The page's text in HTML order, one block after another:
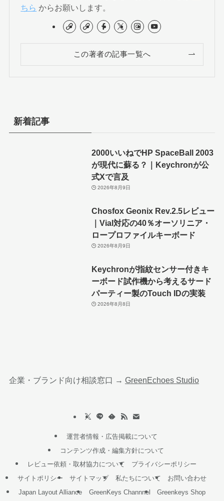
ちら からお願いします。
この著者の記事一覧へ
新着記事
2000いいねでHP SpaceBall 2003
が現代に蘇る？｜Keychronが公
式Xで言及
2026年8月9日
Chosfox Geonix Rev.2.5レビュー
｜Vial対応の40％オーソリニア・
ロープロファイルキーボード
2026年8月9日
Keychronが指紋センサー付きキ
ーボード試作機から考えるサード
パーティー製のTouch IDの実装
2026年8月8日
企業・ブランド向け相談窓口 → GreenEchoes Studio
運営者情報・広告掲載について
コンテンツ作成・編集方針について
レビュー依頼・取材協力について
プライバシーポリシー
サイトポリシー
サイトマップ 私たちについて
お問い合わせ
Japan Layout Alliance
GreenKeys Channnel Greenkeys Shop